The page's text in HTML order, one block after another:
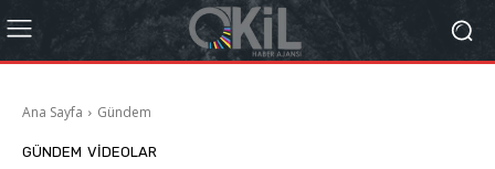
Ana Sayfa Gündem
GÜNDEM VIDEOLAR